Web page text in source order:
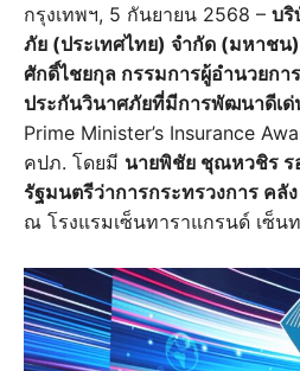
กรุงเทพฯ, 5 กันยายน 2568 – บริ
ภัย (ประเทศไทย) จำกัด (มหาชน)
ศักดิ์ไชยกุล กรรมการผู้อำนวยการ
ประกันวินาศภัยที่มีการพัฒนาดีเด่
Prime Minister’s Insurance
คปภ. โดยมี นายพิชัย ชุณหวชิร ร
รัฐมนตรีว่าการกระทรวงการ คลัง
ณ โรงแรมเซ็นทาราแกรนด์ เซ็น